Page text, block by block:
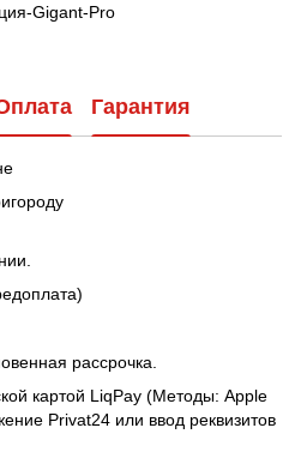
Gigant-Pro
Гарантия
рассрочка.
картой LiqPay (Методы: Apple
Privat24 или ввод реквизитов